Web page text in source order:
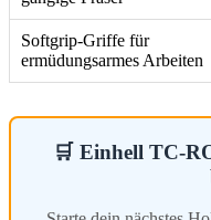
Softgrip-Griffe für
ermüdungsarmes Arbeiten
🛒 Einhell TC-